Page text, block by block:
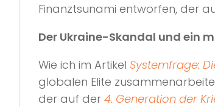
Finanztsunami entworfen, der
Der Ukraine-Skandal und ein
Wie ich im Artikel Systemfrage:
globalen Elite
der auf der 4. Generation der